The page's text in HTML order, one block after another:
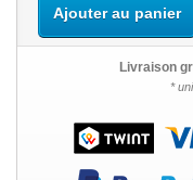
Ajouter au panier
Livraison
*